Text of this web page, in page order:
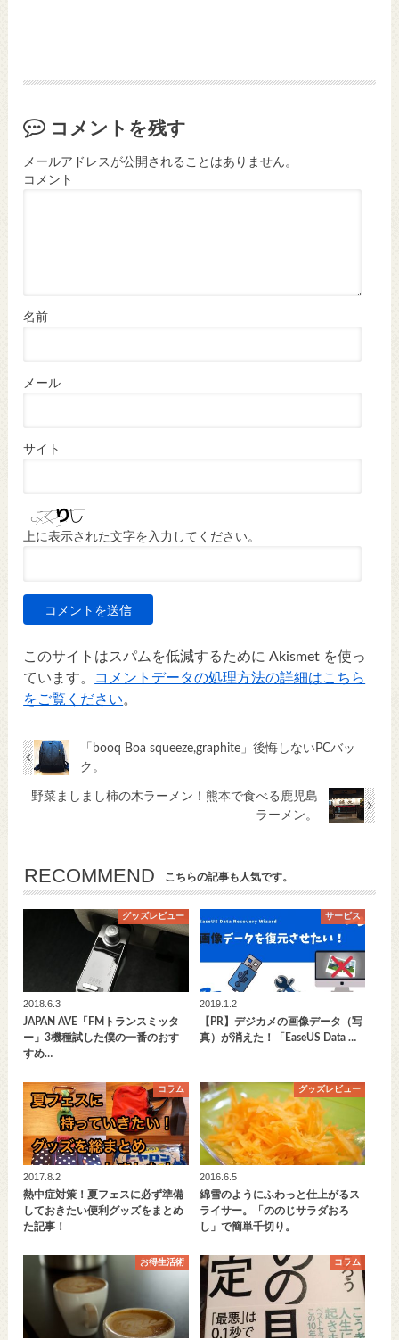
コメントを残す
メールアドレスが公開されることはありません。
コメント
名前
メール
サイト
上に表示された文字を入力してください。
このサイトはスパムを低減するために Akismet を使っ
ています。
コメントデータの処理方法の詳細はこちら
をご覧ください。
「booq Boa squeeze,graphite」後悔しないPCバッ
ク。
野菜ましまし柿の木ラーメン！熊本で食べる鹿児島
ラーメン。
RECOMMEND こちらの記事も人気です。
グッズレビュー
2018.6.3
JAPAN AVE「FMトランスミッタ
ー」3機種試した僕の一番のおす
すめ…
サービス
2019.1.2
【PR】デジカメの画像データ（写
真）が消えた！「EaseUS Data …
コラム
2017.8.2
熱中症対策！夏フェスに必ず準備
しておきたい便利グッズをまとめ
た記事！
グッズレビュー
2016.6.5
綿雪のようにふわっと仕上がるス
ライサー。「ののじサラダおろ
し」で簡単千切り。
お得生活術 コラム